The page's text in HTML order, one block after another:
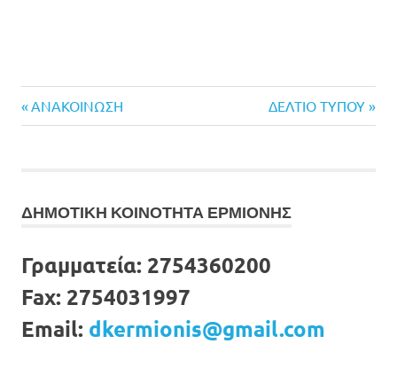
Πλοήγηση
Previous
Post:
ΑΝΑΚΟΙΝΩΣΗ
Next
Post:
ΔΕΛΤΙΟ ΤΥΠΟΥ
ΔΗΜΟΤΙΚΗ ΚΟΙΝΟΤΗΤΑ ΕΡΜΙΟΝΗΣ
Γραμματεία: 2754360200
Fax: 2754031997
Email: dkermionis@gmail.com